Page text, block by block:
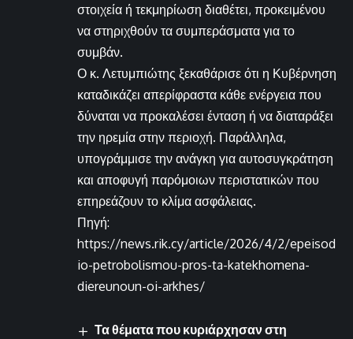
στοιχεία ή τεκμηρίωση διαθέτει, προκειμένου
να στηριχθούν τα συμπεράσματα για το
συμβάν.
Ο κ. Λετυμπιώτης ξεκαθάρισε ότι η Κυβέρνηση
καταδικάζει απερίφραστα κάθε ενέργεια που
δύναται να προκαλέσει ένταση ή να διαταράξει
την ηρεμία στην περιοχή. Παράλληλα,
υπογράμμισε την ανάγκη για αυτοσυγκράτηση
και αποφυγή παρόμοιων περιστατικών που
επηρεάζουν το κλίμα ασφάλειας.
Πηγή:
https://news.rik.cy/article/2026/4/2/epeisod
io-petrobolismou-pros-ta-katekhomena-
diereunoun-oi-arkhes/
Τα θέματα που κυριάρχησαν στη